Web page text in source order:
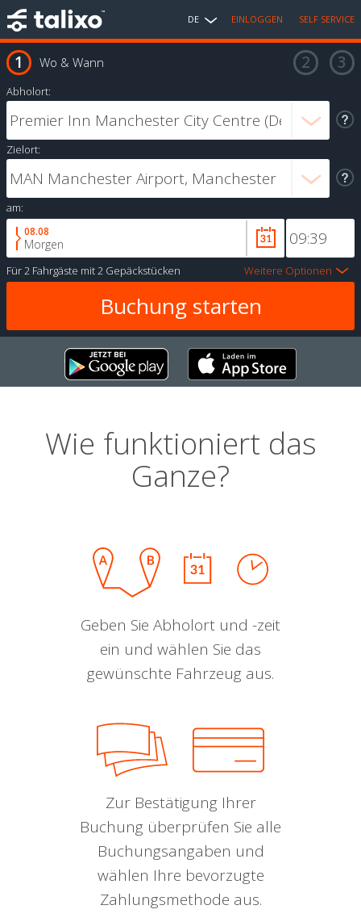
DE EINLOGGEN SELF SERVICE
Wo & Wann
Abholort:
Zielort:
am:
08.08
Morgen
Für2 Fahrgäste mit2 Gepäckstücken Weitere Optionen
Wie funktioniert das
Ganze?
Geben Sie Abholort und -zeit
ein und wählen Sie das
gewünschte Fahrzeug aus.
Zur Bestätigung Ihrer
Buchung überprüfen Sie alle
Buchungsangaben und
wählen Ihre bevorzugte
Zahlungsmethode aus.